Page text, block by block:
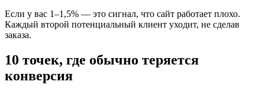
Если у вас 1–1,5% — это сигнал, что сайт работает плохо.
Каждый второй потенциальный клиент уходит, не сделав
заказа.
10 точек, где обычно теряется
конверсия